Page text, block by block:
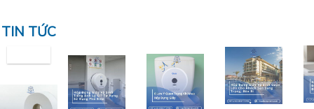
TIN TỨC